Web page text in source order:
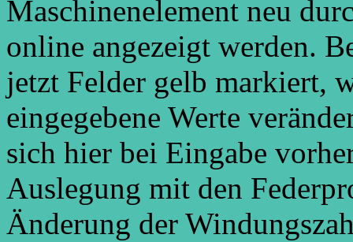
Maschinenelement neu
online angezeigt werden.
jetzt Felder gelb markiert,
eingegebene Werte
sich hier bei Eingabe
Auslegung mit den
Änderung der